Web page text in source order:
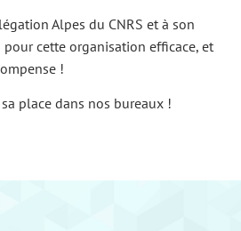
Alpes du CNRS et à son
cette organisation efficace, et
!
place dans nos bureaux !